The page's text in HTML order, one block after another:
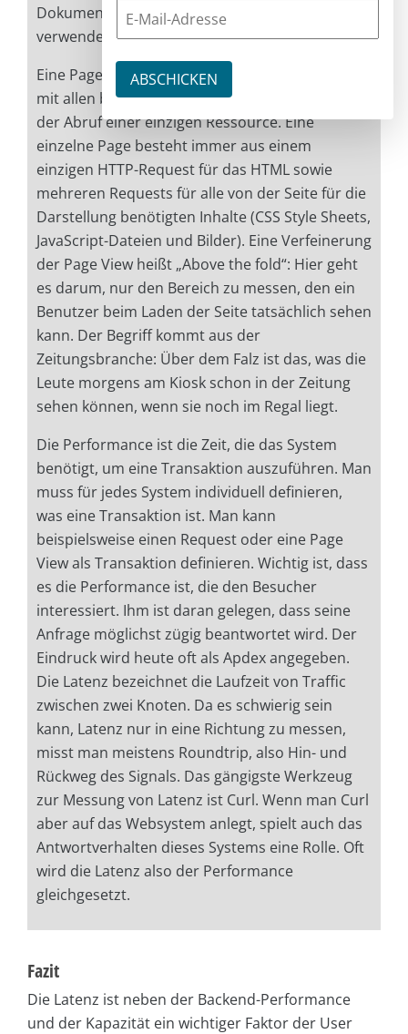
Dokumentationen und Spezifikation die
verwendeten Begriffe genau erläutern.
Eine Page View bezeichnet das Laden einer Seite
mit allen benötigten Ressourcen. Ein Request ist
der Abruf einer einzigen Ressource. Eine
einzelne Page besteht immer aus einem
einzigen HTTP-Request für das HTML sowie
mehreren Requests für alle von der Seite für die
Darstellung benötigten Inhalte (CSS Style Sheets,
JavaScript-Dateien und Bilder). Eine Verfeinerung
der Page View heißt „Above the fold“: Hier geht
es darum, nur den Bereich zu messen, den ein
Benutzer beim Laden der Seite tatsächlich sehen
kann. Der Begriff kommt aus der
Zeitungsbranche: Über dem Falz ist das, was die
Leute morgens am Kiosk schon in der Zeitung
sehen können, wenn sie noch im Regal liegt.
Die Performance ist die Zeit, die das System
benötigt, um eine Transaktion auszuführen. Man
muss für jedes System individuell definieren,
was eine Transaktion ist. Man kann
beispielsweise einen Request oder eine Page
View als Transaktion definieren. Wichtig ist, dass
es die Performance ist, die den Besucher
interessiert. Ihm ist daran gelegen, dass seine
Anfrage möglichst zügig beantwortet wird. Der
Eindruck wird heute oft als Apdex angegeben.
Die Latenz bezeichnet die Laufzeit von Traffic
zwischen zwei Knoten. Da es schwierig sein
kann, Latenz nur in eine Richtung zu messen,
misst man meistens Roundtrip, also Hin- und
Rückweg des Signals. Das gängigste Werkzeug
zur Messung von Latenz ist Curl. Wenn man Curl
aber auf das Websystem anlegt, spielt auch das
Antwortverhalten dieses Systems eine Rolle. Oft
wird die Latenz also der Performance
gleichgesetzt.
Fazit
Die Latenz ist neben der Backend-Performance
und der Kapazität ein wichtiger Faktor der User